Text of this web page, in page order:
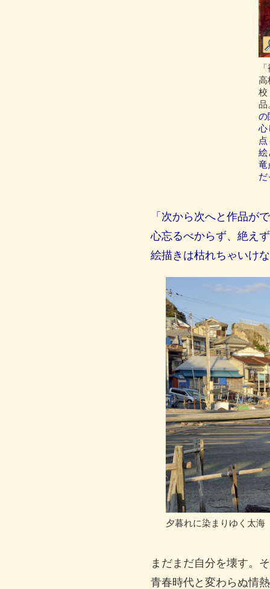
高
校
の
心
絵
竜
だ
「次から次へと作品が
心忘るべからず、絶え
絵描きは枯れちゃいけ
夕暮れに染まりゆく太海
まだまだ自分を壊す。
青春時代と変わらぬ情